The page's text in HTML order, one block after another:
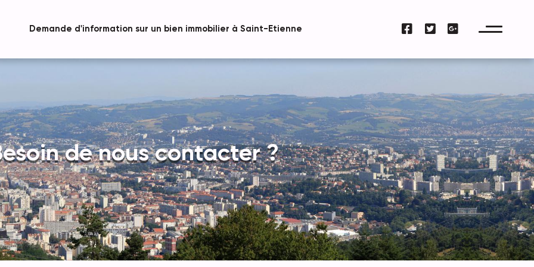
Demande d'information sur un bien immobilier à Saint-Etienne
de nous contacter ?